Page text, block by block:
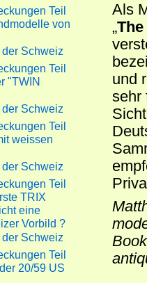
Als
„
und
sehr
Teil
von
Schweiz
Teil
"TWIN
Schweiz
Teil
weissen
Schweiz
Teil
TRIX
eine
Vorbild ?
Schweiz
Teil
20/59 US